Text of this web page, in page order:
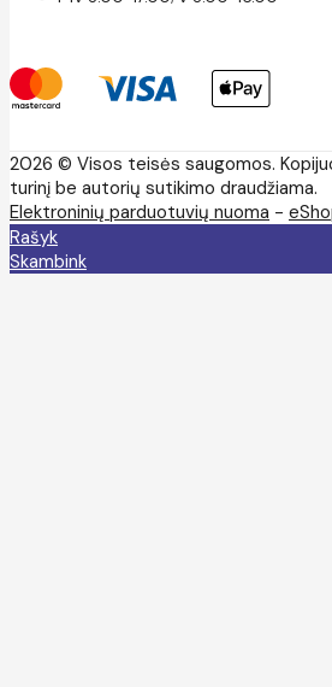
2026 © Visos teisės saugomos.
turinį be autorių sutikimo draudžiama.
Elektroninių parduotuvių nuoma -
Rašyk
Skambink